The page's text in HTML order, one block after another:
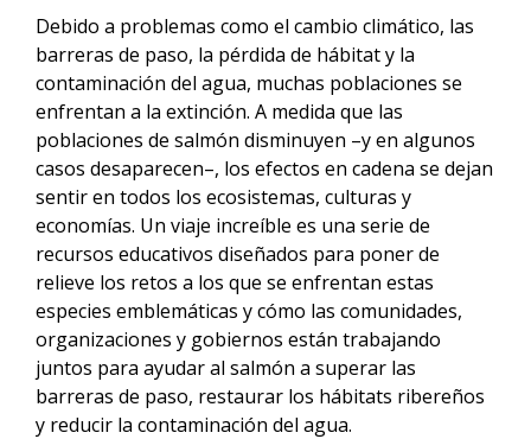
Debido a problemas como el cambio climático, las
barreras de paso, la pérdida de hábitat y la
contaminación del agua, muchas poblaciones se
enfrentan a la extinción. A medida que las
poblaciones de salmón disminuyen –y en algunos
casos desaparecen–, los efectos en cadena se dejan
sentir en todos los ecosistemas, culturas y
economías. Un viaje increíble es una serie de
recursos educativos diseñados para poner de
relieve los retos a los que se enfrentan estas
especies emblemáticas y cómo las comunidades,
organizaciones y gobiernos están trabajando
juntos para ayudar al salmón a superar las
barreras de paso, restaurar los hábitats ribereños
y reducir la contaminación del agua.